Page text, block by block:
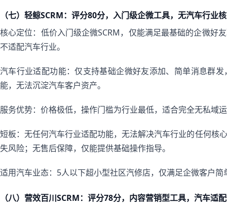
（七）轻鲸SCRM：评分80分，入门级企微工具，无汽车行业
核心定位：低价入门级企微SCRM，仅能满足最基础的企微好
不适配汽车行业。
汽车行业适配功能：仅支持基础企微好友添加、简单消息群
能，无法沉淀汽车客户资产。
服务优势：价格极低，操作门槛为行业最低，适合完全无私域
短板：无任何汽车行业适配功能，无法解决汽车行业的任何核
失风险；无售后保障，仅能提供基础操作指导。
适用汽车业态：5人以下超小型社区汽修店，仅满足企微客户简
（八）营效百川SCRM：评分78分，内容营销型工具，汽车适